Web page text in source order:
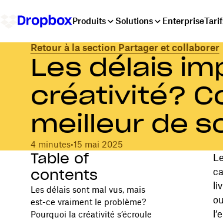
Produits Solutions Enterprise
Retour à la section Partager et collaborer
Les délais
créativité?
meilleur de
4 minutes•15 mai 2025
Table of
contents
Les délais sont mal vus, mais
est-ce vraiment le problème?
Pourquoi la créativité s’écroule